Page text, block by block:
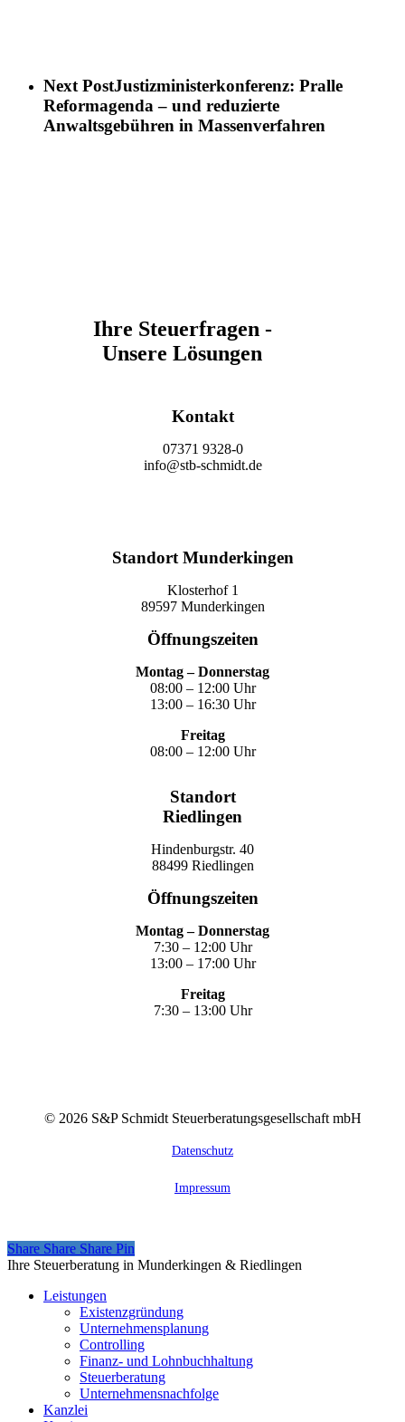
Next PostJustizministerkonferenz: Pralle
Reformagenda – und reduzierte
Anwaltsgebühren in Massenverfahren
Ihre Steuerfragen -
Unsere Lösungen
Kontakt
07371 9328-0
info@stb-schmidt.de
Standort Munderkingen
Klosterhof 1
89597 Munderkingen
Öffnungszeiten
Montag – Donnerstag
08:00 – 12:00 Uhr
13:00 – 16:30 Uhr
Freitag
08:00 – 12:00 Uhr
Standort
Riedlingen
Hindenburgstr. 40
88499 Riedlingen
Öffnungszeiten
Montag – Donnerstag
7:30 – 12:00 Uhr
13:00 – 17:00 Uhr
Freitag
7:30 – 13:00 Uhr
© 2026S&P Schmidt Steuerberatungsgesellschaft mbH
Datenschutz
Impressum
Share
Share Share Share Pin
Close
Ihre Steuerberatung in Munderkingen & Riedlingen
Leistungen
Existenzgründung
Unternehmensplanung
Controlling
Finanz- und Lohnbuchhaltung
Steuerberatung
Unternehmensnachfolge
Kanzlei